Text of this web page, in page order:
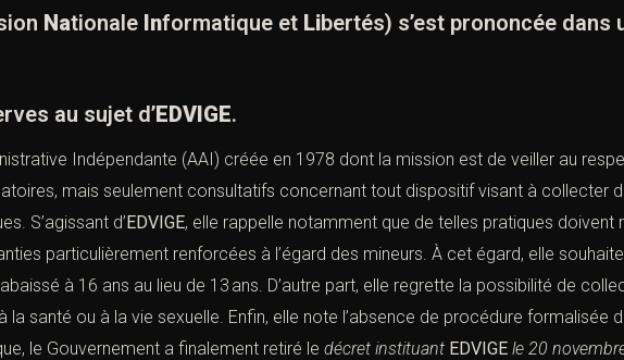
Nationale Informatique et Libertés) s’est prononcée dans
au sujet d’EDVIGE.
Indépendante (AAI) créée en 1978 dont la mission est de veiller au
mais seulement consultatifs concernant tout dispositif visant à collecter
S’agissant d’EDVIGE, elle rappelle notamment que de telles pratiques doivent
particulièrement renforcées à l’égard des mineurs. À cet égard, elle
à 16 ans au lieu de 13 ans. D’autre part, elle regrette la possibilité de
la santé ou à la vie sexuelle. Enfin, elle note l’absence de procédure formalisée
le Gouvernement a finalement retiré le décret instituant EDVIGE le 20